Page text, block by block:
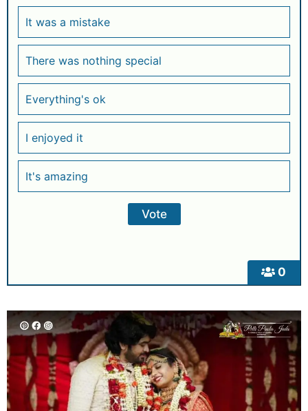
0
It was a mistake
There was nothing special
Everything's ok
I enjoyed it
It's amazing